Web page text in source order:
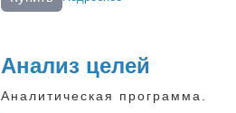
Анализ целей
Аналитическая программа.